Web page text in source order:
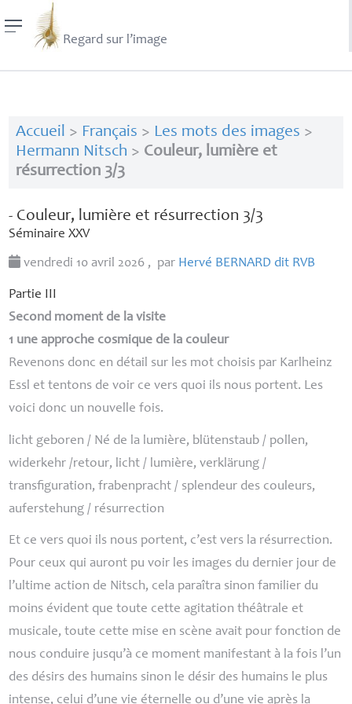
Regard sur l’image
Accueil > Français > Les mots des images >
Hermann Nitsch > Couleur, lumière et
résurrection 3/3
- Couleur, lumière et résurrection 3/3
SéminaireXXV
vendredi 10 avril 2026 , par Hervé BERNARD dit RVB
Partie III
Second moment de la visite
1 une approche cosmique de la couleur
Revenons donc en détail sur les mot choisis par Karlheinz
Essl et tentons de voir ce vers quoi ils nous portent. Les
voici donc un nouvelle fois.
licht geboren / Né de la lumière, blütenstaub / pollen,
widerkehr /retour, licht / lumière, verklärung /
transfiguration, frabenpracht / splendeur des couleurs,
auferstehung / résurrection
Et ce vers quoi ils nous portent, c’est vers la résurrection.
Pour ceux qui auront pu voir les images du dernier jour de
l’ultime action de Nitsch, cela paraîtra sinon familier du
moins évident que toute cette agitation théâtrale et
musicale, toute cette mise en scène avait pour fonction de
nous conduire jusqu’à ce moment manifestant à la fois l’un
des désirs des humains sinon le désir des humains le plus
intense, celui d’une vie éternelle ou d’une vie après la